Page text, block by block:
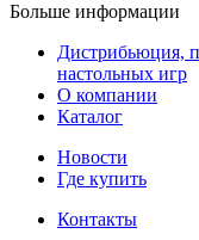
Больше информации
Дистрибьюция,
настольных игр
О компании
Каталог
Новости
Где купить
Контакты